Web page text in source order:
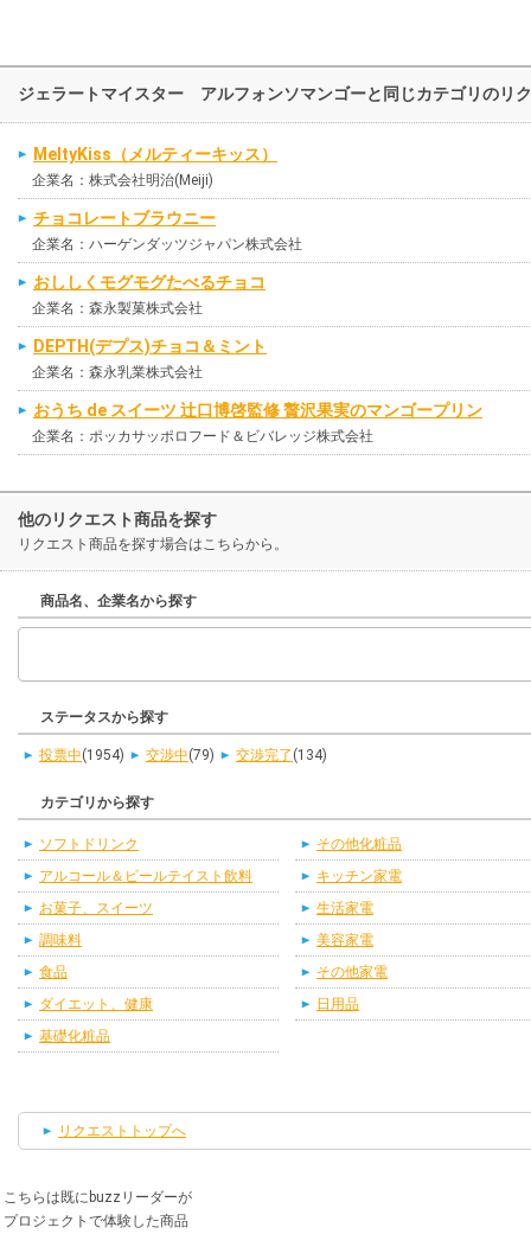
ジェラートマイスター アルフォンソマンゴーと同じカテゴリのリ
MeltyKiss（メルティーキッス）
企業名：株式会社明治(Meiji)
チョコレートブラウニー
企業名：ハーゲンダッツジャパン株式会社
おししくモグモグたべるチョコ
企業名：森永製菓株式会社
DEPTH(デプス)チョコ＆ミント
企業名：森永乳業株式会社
おうち de スイーツ 辻口博啓監修 贅沢果実のマンゴープリン
企業名：ポッカサッポロフード＆ビバレッジ株式会社
他のリクエスト商品を探す
リクエスト商品を探す場合はこちらから。
商品名、企業名から探す
ステータスから探す
投票中(1954) 交渉中(79) 交渉完了 (134)
カテゴリから探す
ソフトドリンク
アルコール＆ビールテイスト飲料
お菓子、スイーツ
調味料
食品
ダイエット、健康
基礎化粧品
その他化粧品
キッチン家電
生活家電
美容家電
その他家電
日用品
リクエストトップへ
こちらは既にbuzzリーダーが
プロジェクトで体験した商品